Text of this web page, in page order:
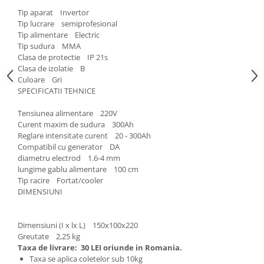
Stergatoare geam
Umerase pentru haine si suporturi
Uscatoare si standere haine
Bucatarie si electrocasnice
Masini de carnati si accesorii
Masini de piper si nuci
Accesorii si consumabile masini de
tocat carne
Autocolant de bucatarie
Blendere
Ceaune
Fete de masa
Fierbatoare
Friteuze
Statii si pistoale de lipit
Statii si pistoale de lipit
Accesorii, consumabile, piese
Accesorii
Acumulatori si incarcatoare scule
electrice
Discuri taiere
Strung
Scule de mana
Accesorii masini de taiat placi
ceramice
Accesorii placi ceramice
Clesti si truse de sertizare
Fierastraie manuale
Foarfeci constructii
Tip aparat Invertor
Tip lucrare semiprofesional
Tip alimentare Electric
Tip sudura MMA
Clasa de protectie IP 21s
Clasa de izolatie B
Culoare Gri
SPECIFICATII TEHNICE
Tensiunea alimentare 220V
Curent maxim de sudura 300Ah
Reglare intensitate curent 20 - 300Ah
Compatibil cu generator DA
diametru electrod 1.6-4 mm
lungime gablu alimentare 100 cm
Tip racire Fortat/cooler
DIMENSIUNI
Dimensiuni (I x lx L) 150x100x220
Greutate 2,25 kg
Taxa de livrare: 30 LEI oriunde in Romania.
Taxa se aplica coletelor sub 10kg